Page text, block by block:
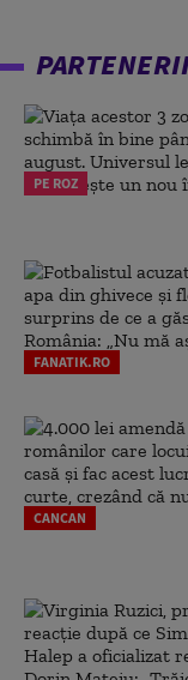
PE ROZ
FANATIK.RO
CANCAN